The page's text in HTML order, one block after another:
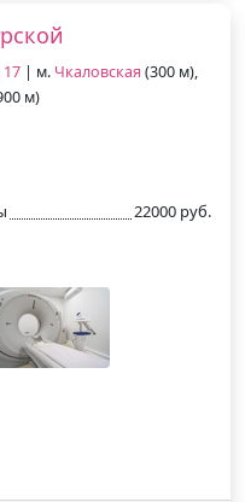
| м. Чкаловская (300 м),
м)
22000 руб.